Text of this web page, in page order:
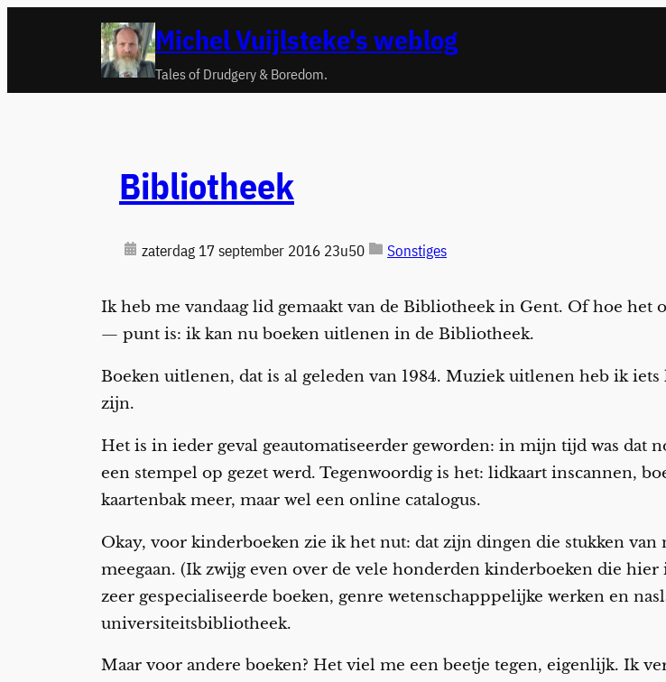
Michel Vuijlsteke's weblog
Tales of Drudgery & Boredom.
Bibliotheek
zaterdag 17 september 2016 23u50 Sonstiges
Ik heb me vandaag lid gemaakt van de Bibliotheek in Gent. Of hoe het
— punt is: ik kan nu boeken uitlenen in de Bibliotheek.
Boeken uitlenen, dat is al geleden van 1984. Muziek uitlenen heb ik
zijn.
Het is in ieder geval geautomatiseerder geworden: in mijn tijd was dat
een stempel op gezet werd. Tegenwoordig is het: lidkaart inscannen,
kaartenbak meer, maar wel een online catalogus.
Okay, voor kinderboeken zie ik het nut: dat zijn dingen die stukken
meegaan. (Ik zwijg even over de vele honderden kinderboeken die
zeer gespecialiseerde boeken, genre wetenschapppelijke werken en
universiteitsbibliotheek.
Maar voor andere boeken? Het viel me een beetje tegen, eigenlijk. Ik